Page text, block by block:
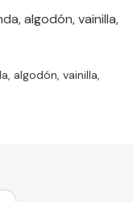
algodón, vainilla,
algodón, vainilla,